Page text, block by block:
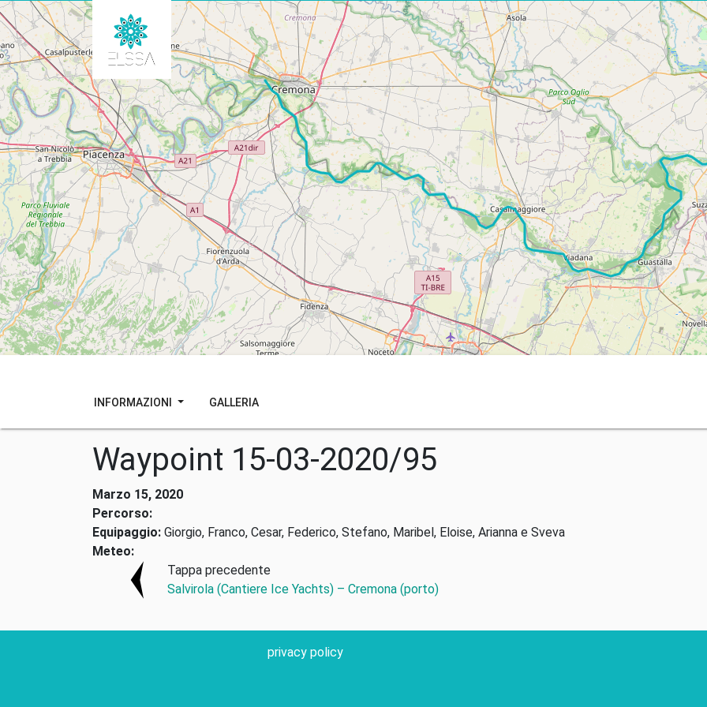
INFORMAZIONI GALLERIA
Waypoint 15-03-2020/95
Marzo 15, 2020
Percorso:
Equipaggio: Giorgio, Franco, Cesar, Federico, Stefano, Maribel, Eloise, Arianna e Sveva
Meteo:
Tappa precedente
Salvirola (Cantiere Ice Yachts) – Cremona (porto)
privacy policy